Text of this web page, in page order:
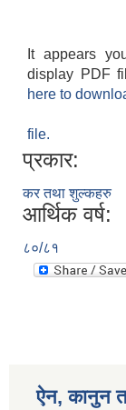
It appears
display PDF
here to
file.
प्रकार:
कर तथा शुल्कहरु
आर्थिक वर्ष:
८०/८१
ऐन, कानुन